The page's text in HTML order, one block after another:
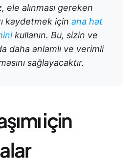
ele alınması gereken
kaydetmek için ana hat
kullanın. Bu, sizin ve
daha anlamlı ve verimli
sağlayacaktır.
için